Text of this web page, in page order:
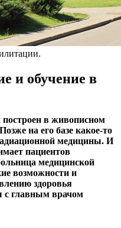
и обучение в
в живописном
на его базе какое-то
медицины. И
пациентов
медицинской
возможности и
здоровья
с главным врачом